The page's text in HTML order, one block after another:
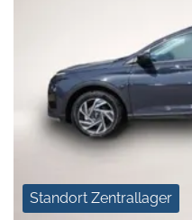
Standort Zentrallager